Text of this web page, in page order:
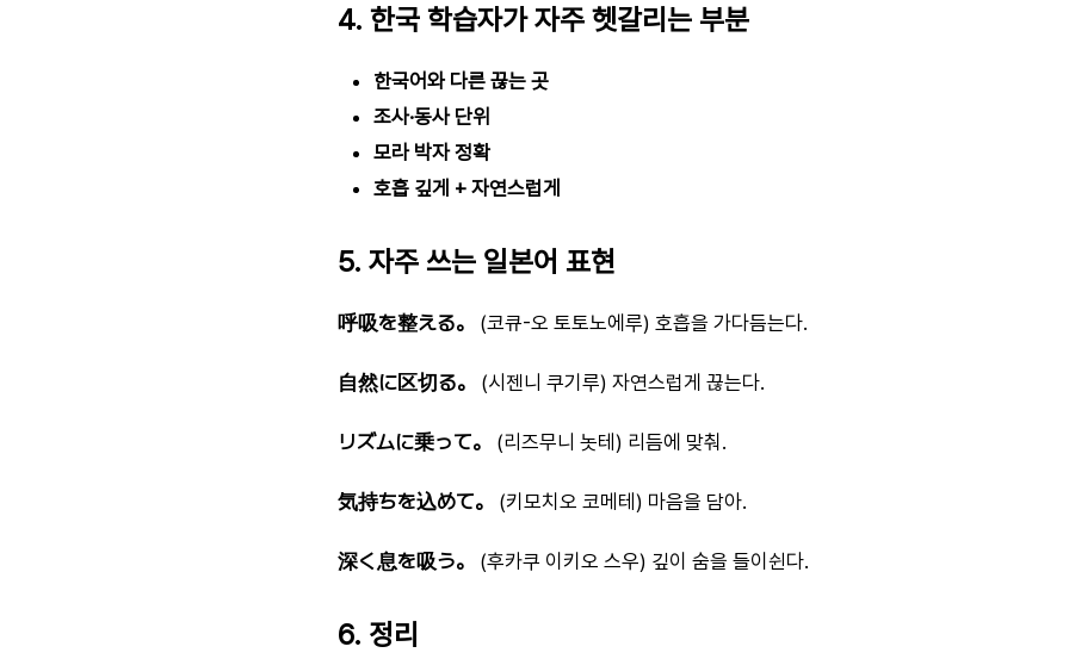
4. 한국 학습자가 자주 헷갈리는 부분
한국어와 다른 끊는 곳
조사·동사 단위
모라 박자 정확
호흡 깊게 + 자연스럽게
5. 자주 쓰는 일본어 표현
呼吸を整える。 (코큐-오 토토노에루) 호흡을 가다듬는다.
自然に区切る。 (시젠니 쿠기루) 자연스럽게 끊는다.
リズムに乗って。 (리즈무니 놋테) 리듬에 맞춰.
気持ちを込めて。 (키모치오 코메테) 마음을 담아.
深く息を吸う。 (후카쿠 이키오 스우) 깊이 숨을 들이쉰다.
6. 정리